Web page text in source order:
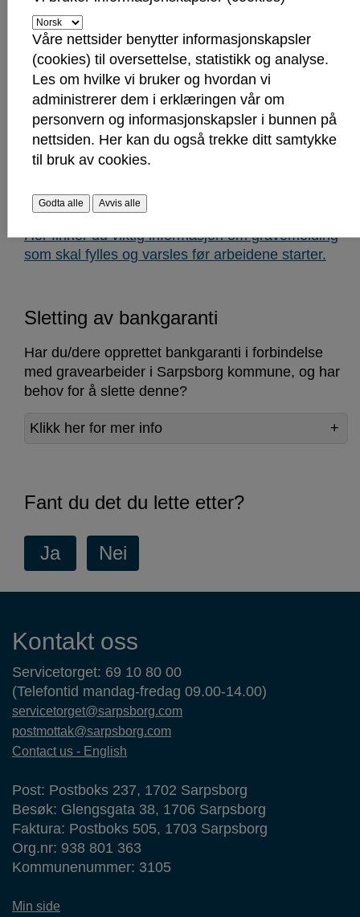
Privat arbeid
Her finner du en oversikt, med kart, over
alle (kommunale og private) gravearbeider i
Sarpsborg.
er viktig for å forhindre ulykker og
erstatningsansvar ved et eventuelt kabelbrudd.
Her finner du viktig informasjon om gravemelding
som skal fylles og varsles før arbeidene starter.
Sletting av bankgaranti
Har du/dere opprettet bankgaranti i forbindelse
med gravearbeider i Sarpsborg kommune, og har
behov for å slette denne?
Klikk her for mer info
Fant du det du lette etter?
Kontaktinformasjon
Kontakt oss
Servicetorget: 69 10 80 00
(Telefontid mandag-fredag 09.00-14.00)
servicetorget@sarpsborg.com
postmottak@sarpsborg.com
Contact us - English
Post: Postboks 237, 1702 Sarpsborg
Besøk: Glengsgata 38, 1706 Sarpsborg
Faktura: Postboks 505, 1703 Sarpsborg
Org.nr: 938 801 363
Kommunenummer: 3105
Min side
Våre nettsider benytter informasjonskapsler
(cookies) til oversettelse, statistikk og analyse.
Les om hvilke vi bruker og hvordan vi
administrerer dem i erklæringen vår om
personvern og informasjonskapsler i bunnen på
nettsiden. Her kan du også trekke ditt samtykke
til bruk av cookies.
Godta alle Avvis alle